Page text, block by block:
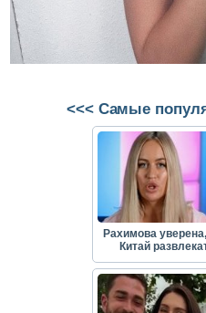
<<< Самые
Рахимова
Китай